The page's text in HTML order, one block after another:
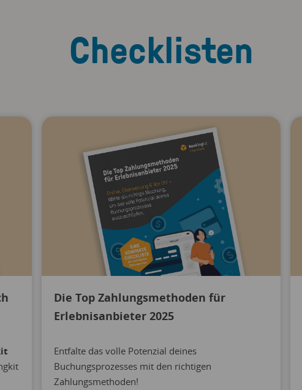
Checklisten
Die Top Zahlungsmethoden für
Erlebnisanbieter 2025
Entfalte das volle Potenzial deines
Buchungsprozesses mit den richtigen
Zahlungsmethoden!